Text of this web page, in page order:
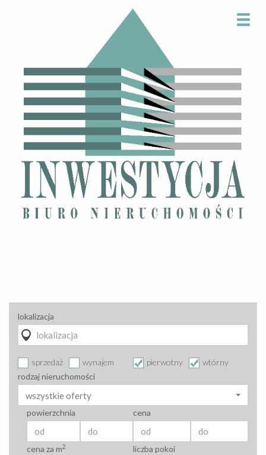
lokalizacja
sprzedaż wynajem pierwotny
wtórny
rodzaj nieruchomości
wszystkie oferty
powierzchnia cena
cena za m2 liczba pokoi